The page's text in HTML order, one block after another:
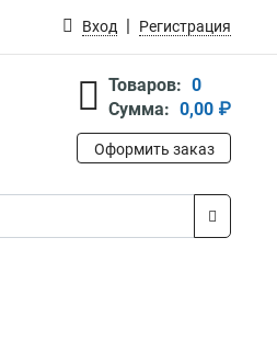
Вход Регистрация
Товаров: 0
Сумма: 0,00 ₽
Оформить заказ